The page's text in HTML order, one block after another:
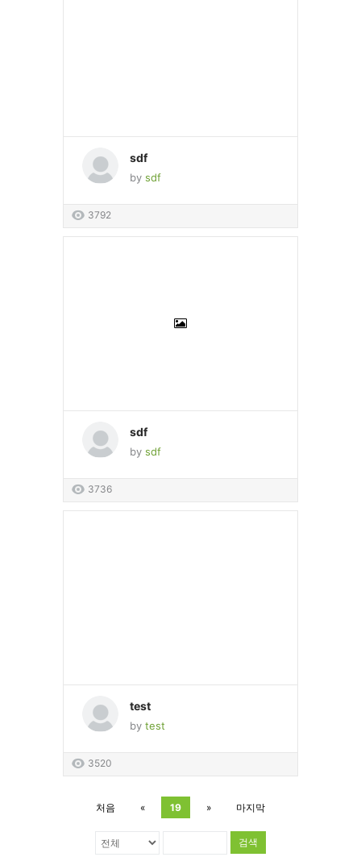
sdf
by sdf
3792
sdf
by sdf
3736
test
by test
3520
처음 « 19 » 마지막
검색